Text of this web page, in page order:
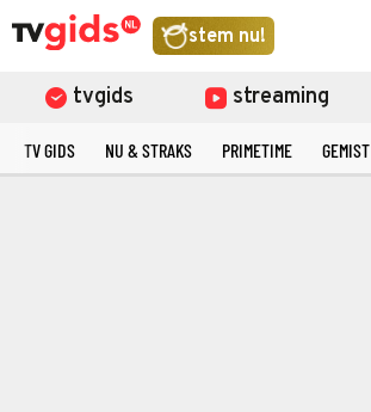
stem nu!
tvgids streaming
TV GIDS NU & STRAKS PRIMETIME GEMIST